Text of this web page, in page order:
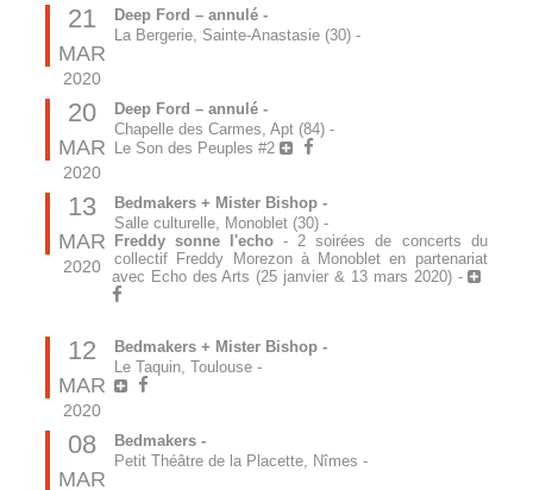
21
MAR
2020
Deep Ford – annulé -
La Bergerie, Sainte-Anastasie (30) -
20
MAR
2020
Deep Ford – annulé -
Chapelle des Carmes, Apt (84) -
Le Son des Peuples #2
13
MAR
2020
Bedmakers + Mister Bishop -
Salle culturelle, Monoblet (30) -
Freddy sonne l'echo - 2 soirées de concerts du
collectif Freddy Morezon à Monoblet en partenariat
avec Echo des Arts (25 janvier & 13 mars 2020) -
12
MAR
2020
Bedmakers + Mister Bishop -
Le Taquin, Toulouse -
08
MAR
Bedmakers -
Petit Théâtre de la Placette, Nîmes -